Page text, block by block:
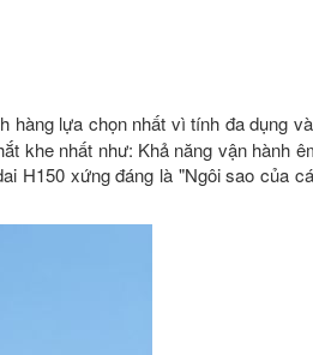
hàng lựa chọn nhất vì tính đa dụng
khe nhất như: Khả năng vận hành
H150 xứng đáng là "Ngôi sao của